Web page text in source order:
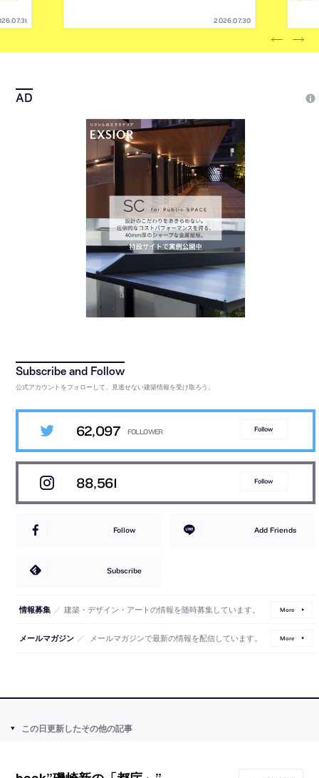
2026.07.30
公式アカウントをフォローして、見逃せない建築情報を受け取ろう。
62,097 Follow
88,561 Follow
Follow Add Friends
Subscribe
情報募集 ／ 建築・デザイン・アートの情報を随時募集しています。 More
メールマガジン ／ メールマガジンで最新の情報を配信しています。 More
この日更新したその他の記事